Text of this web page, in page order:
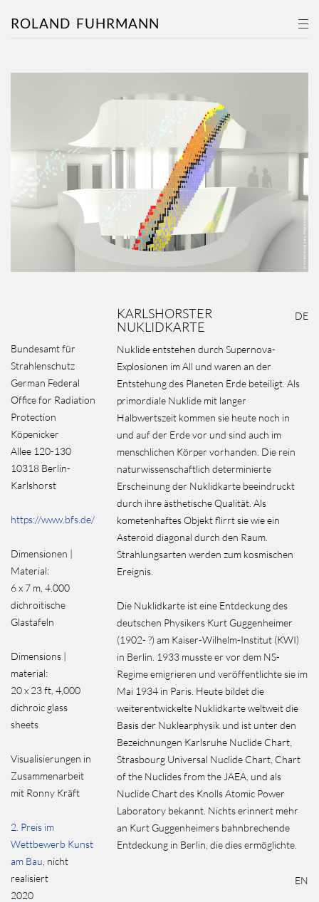
ROLAND FUHRMANN
Bundesamt für
Strahlenschutz
German Federal
Office for Radiation
Protection
Köpenicker
Allee 120-130
10318 Berlin-
Karlshorst
https://www.bfs.de/
Dimensionen |
Material:
6 x 7 m, 4.000
dichroitische
Glastafeln
Dimensions |
material:
20 x 23 ft, 4,000
dichroic glass
sheets
Visualisierungen in
Zusammenarbeit
mit Ronny Kräft
2. Preis im
Wettbewerb Kunst
am Bau , nicht
realisiert
2020
KARLSHORSTER
NUKLIDKARTE
DE
Nuklide entstehen durch Supernova-
Explosionen im All und waren an der
Entstehung des Planeten Erde beteiligt. Als
primordiale Nuklide mit langer
Halbwertszeit kommen sie heute noch in
und auf der Erde vor und sind auch im
menschlichen Körper vorhanden. Die rein
naturwissenschaftlich determinierte
Erscheinung der Nuklidkarte beeindruckt
durch ihre ästhetische Qualität. Als
kometenhaftes Objekt flirrt sie wie ein
Asteroid diagonal durch den Raum.
Strahlungsarten werden zum kosmischen
Ereignis.
Die Nuklidkarte ist eine Entdeckung des
deutschen Physikers Kurt Guggenheimer
(1902- ?) am Kaiser-Wilhelm-Institut (KWI)
in Berlin. 1933 musste er vor dem NS-
Regime emigrieren und veröffentlichte sie im
Mai 1934 in Paris. Heute bildet die
weiterentwickelte Nuklidkarte weltweit die
Basis der Nuklearphysik und ist unter den
Bezeichnungen Karlsruhe Nuclide Chart,
Strasbourg Universal Nuclide Chart, Chart
of the Nuclides from the JAEA, und als
Nuclide Chart des Knolls Atomic Power
Laboratory bekannt. Nichts erinnert mehr
an Kurt Guggenheimers bahnbrechende
Entdeckung in Berlin, die dies ermöglichte.
EN